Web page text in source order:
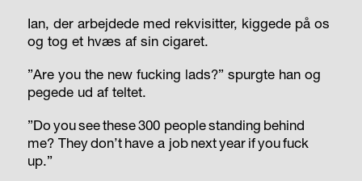
Ian, der arbejdede med rekvisitter, kiggede på os
og tog et hvæs af sin cigaret.
”Are you the new fucking lads?” spurgte han og
pegede ud af teltet.
”Do you see these 300 people standing behind
me? They don’t have a job next year if you fuck
up.”